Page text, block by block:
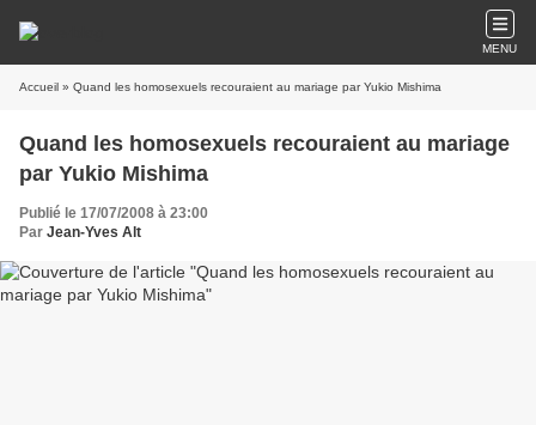
MENU
Accueil » Quand les homosexuels recouraient au mariage par Yukio Mishima
Quand les homosexuels recouraient au mariage
par Yukio Mishima
Publié le 17/07/2008 à 23:00
Par Jean-Yves Alt